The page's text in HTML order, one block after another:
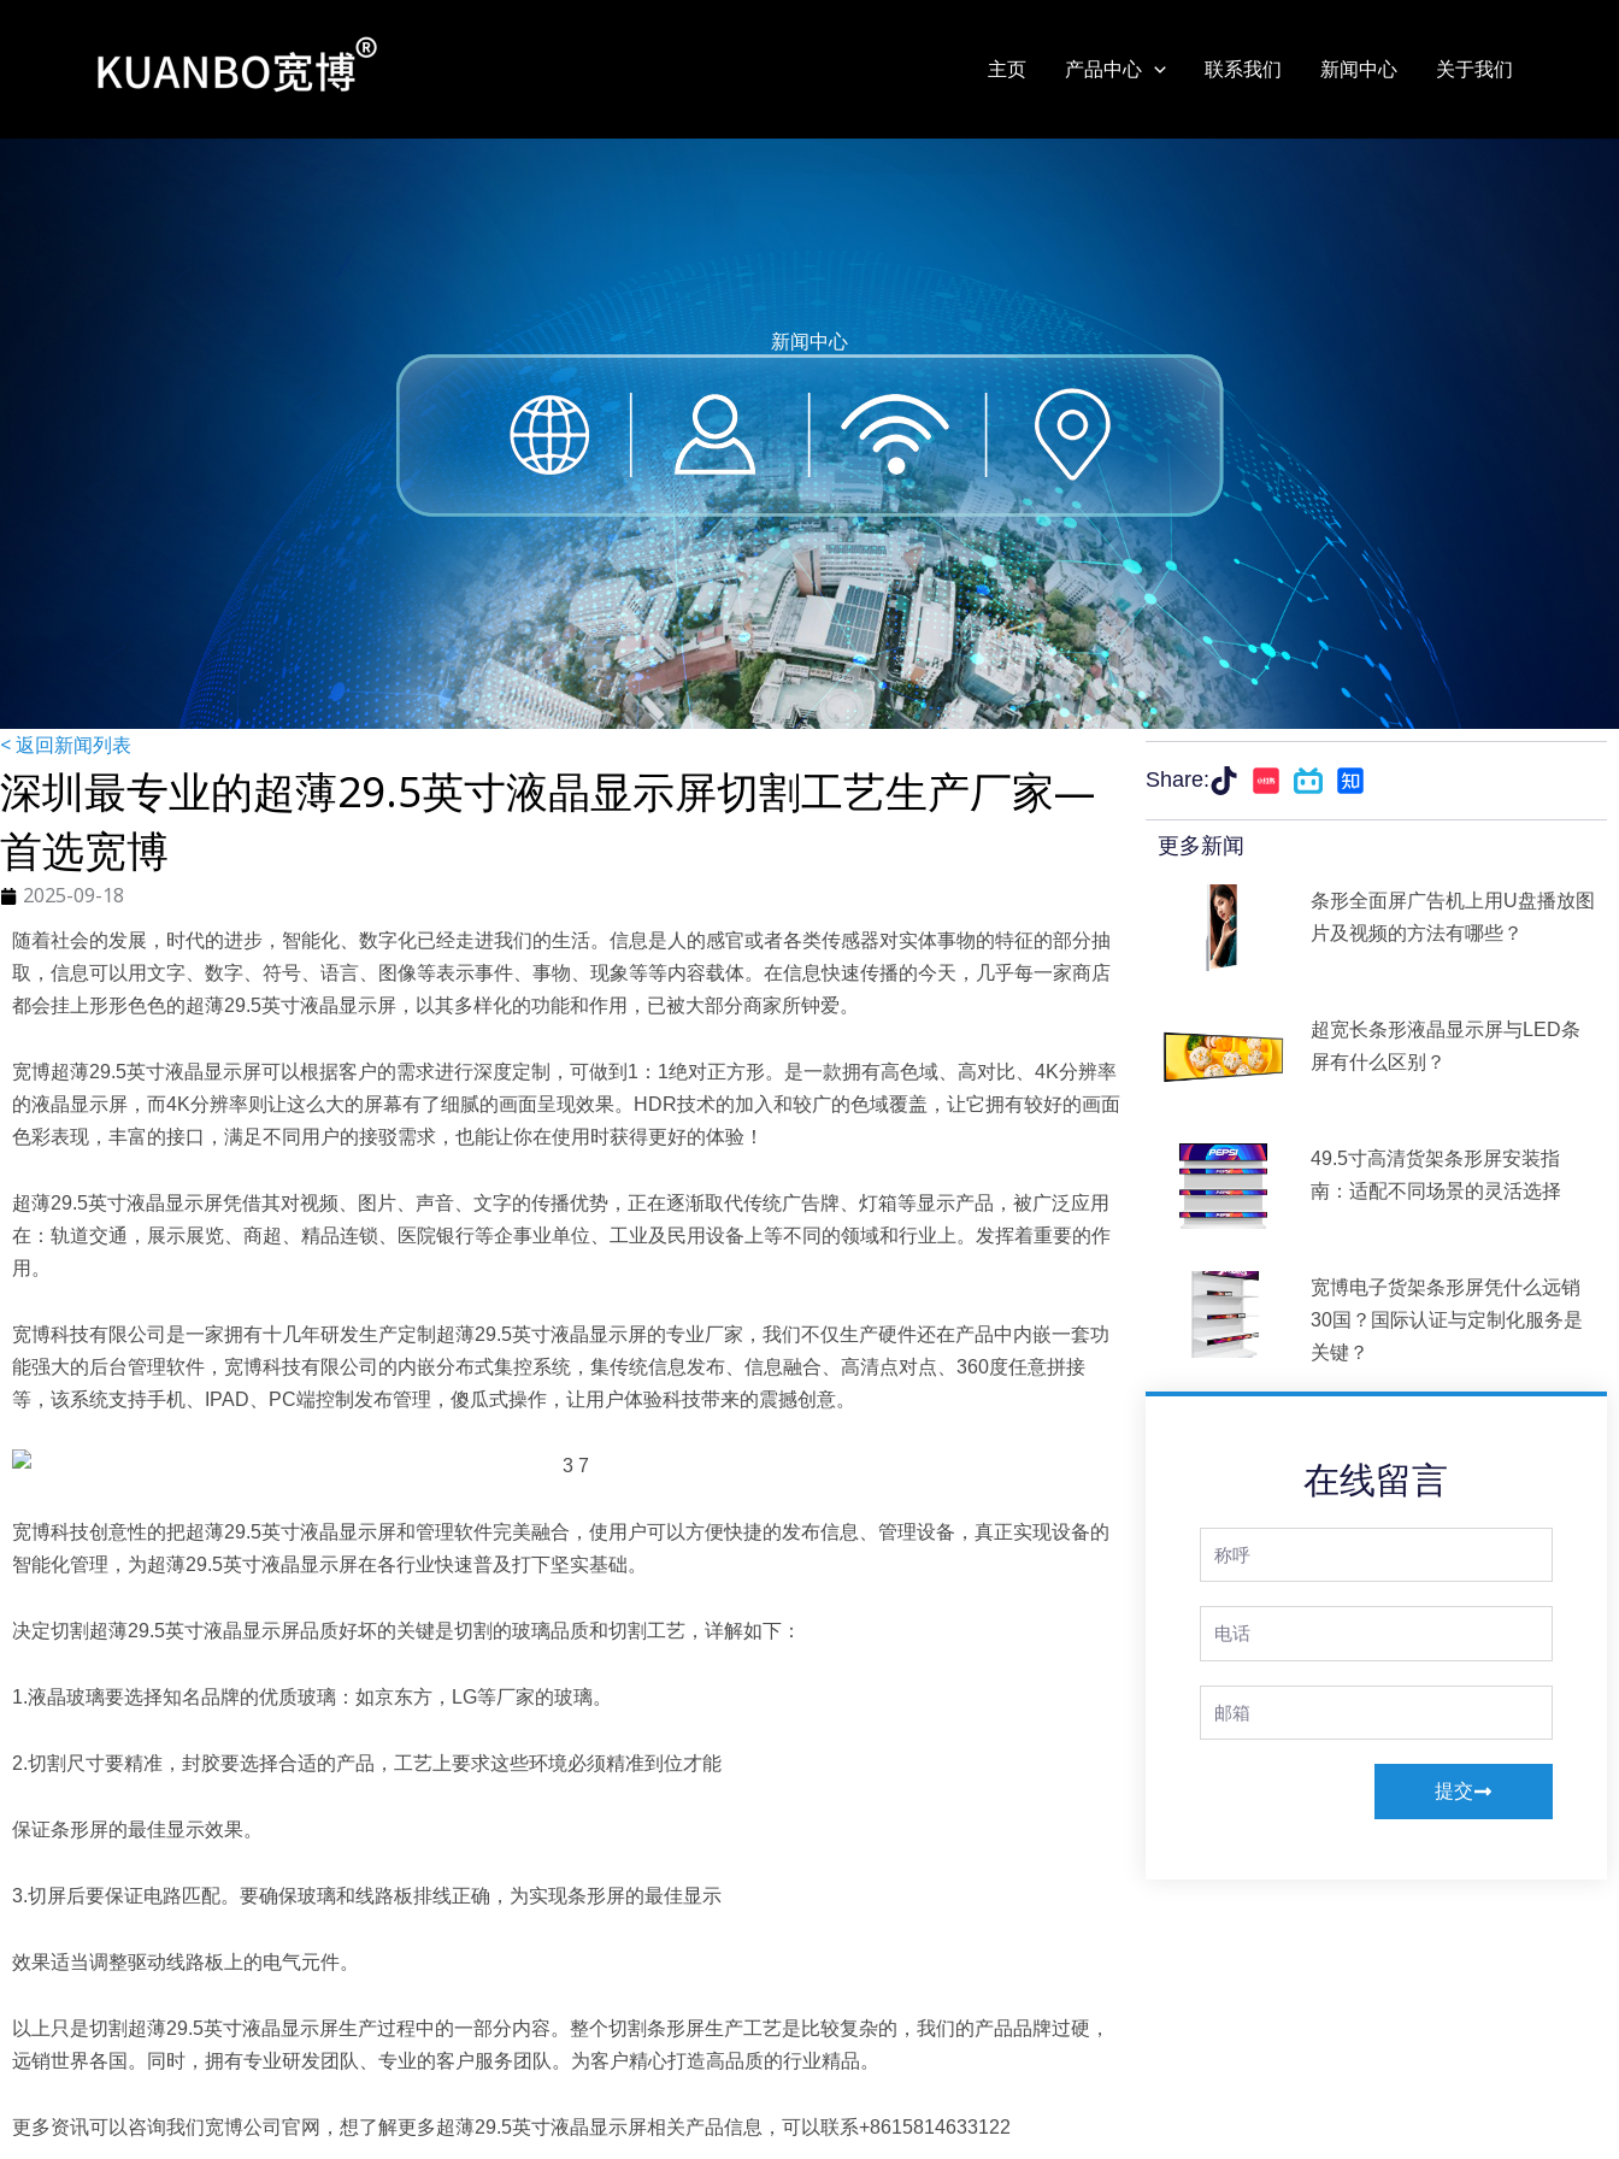
主页 产品中心 联系我们 新闻中心 关于我们
新闻中心
< 返回新闻列表
深圳最专业的超薄29.5英寸液晶显示屏切割工艺生产厂家—
首选宽博
2025-09-18
随着社会的发展，时代的进步，智能化、数字化已经走进我们的生活。信息是人的感官或者各类传感器对实体事物的特征的部分抽
取，信息可以用文字、数字、符号、语言、图像等表示事件、事物、现象等等内容载体。在信息快速传播的今天，几乎每一家商店
都会挂上形形色色的超薄29.5英寸液晶显示屏，以其多样化的功能和作用，已被大部分商家所钟爱。
宽博超薄29.5英寸液晶显示屏可以根据客户的需求进行深度定制，可做到1：1绝对正方形。是一款拥有高色域、高对比、4K分辨率
的液晶显示屏，而4K分辨率则让这么大的屏幕有了细腻的画面呈现效果。HDR技术的加入和较广的色域覆盖，让它拥有较好的画面
色彩表现，丰富的接口，满足不同用户的接驳需求，也能让你在使用时获得更好的体验！
超薄29.5英寸液晶显示屏凭借其对视频、图片、声音、文字的传播优势，正在逐渐取代传统广告牌、灯箱等显示产品，被广泛应用
在：轨道交通，展示展览、商超、精品连锁、医院银行等企事业单位、工业及民用设备上等不同的领域和行业上。发挥着重要的作
用。
宽博科技有限公司是一家拥有十几年研发生产定制超薄29.5英寸液晶显示屏的专业厂家，我们不仅生产硬件还在产品中内嵌一套功
能强大的后台管理软件，宽博科技有限公司的内嵌分布式集控系统，集传统信息发布、信息融合、高清点对点、360度任意拼接
等，该系统支持手机、IPAD、PC端控制发布管理，傻瓜式操作，让用户体验科技带来的震撼创意。
宽博科技创意性的把超薄29.5英寸液晶显示屏和管理软件完美融合，使用户可以方便快捷的发布信息、管理设备，真正实现设备的
智能化管理，为超薄29.5英寸液晶显示屏在各行业快速普及打下坚实基础。
决定切割超薄29.5英寸液晶显示屏品质好坏的关键是切割的玻璃品质和切割工艺，详解如下：
1.液晶玻璃要选择知名品牌的优质玻璃：如京东方，LG等厂家的玻璃。
2.切割尺寸要精准，封胶要选择合适的产品，工艺上要求这些环境必须精准到位才能
保证条形屏的最佳显示效果。
3.切屏后要保证电路匹配。要确保玻璃和线路板排线正确，为实现条形屏的最佳显示
效果适当调整驱动线路板上的电气元件。
以上只是切割超薄29.5英寸液晶显示屏生产过程中的一部分内容。整个切割条形屏生产工艺是比较复杂的，我们的产品品牌过硬，
远销世界各国。同时，拥有专业研发团队、专业的客户服务团队。为客户精心打造高品质的行业精品。
更多资讯可以咨询我们宽博公司官网，想了解更多超薄29.5英寸液晶显示屏相关产品信息，可以联系+8615814633122
Share:
更多新闻
条形全面屏广告机上用U盘播放图
片及视频的方法有哪些？
超宽长条形液晶显示屏与LED条
屏有什么区别？
49.5寸高清货架条形屏安装指
南：适配不同场景的灵活选择
宽博电子货架条形屏凭什么远销
30国？国际认证与定制化服务是
关键？
在线留言
Full
Name
Phone
Email
提交